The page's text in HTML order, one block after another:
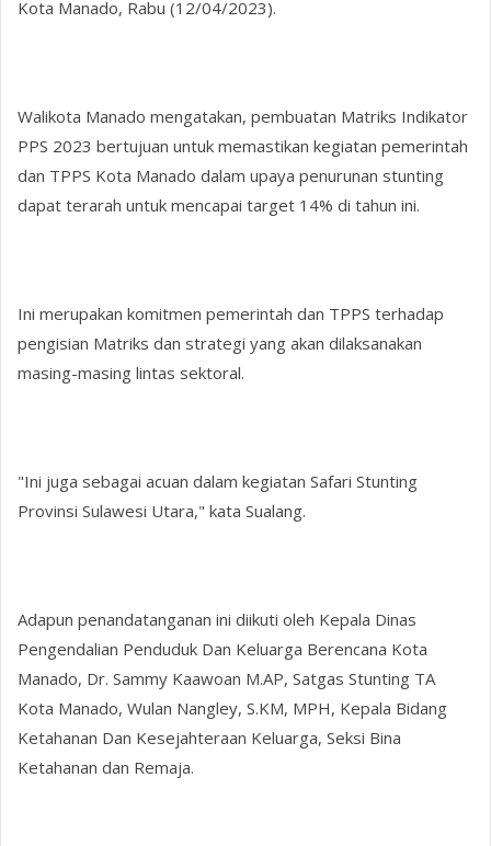
Kota Manado, Rabu (12/04/2023).
Walikota Manado mengatakan, pembuatan Matriks Indikator
PPS 2023 bertujuan untuk memastikan kegiatan pemerintah
dan TPPS Kota Manado dalam upaya penurunan stunting
dapat terarah untuk mencapai target 14% di tahun ini.
Ini merupakan komitmen pemerintah dan TPPS terhadap
pengisian Matriks dan strategi yang akan dilaksanakan
masing-masing lintas sektoral.
"Ini juga sebagai acuan dalam kegiatan Safari Stunting
Provinsi Sulawesi Utara," kata Sualang.
Adapun penandatanganan ini diikuti oleh Kepala Dinas
Pengendalian Penduduk Dan Keluarga Berencana Kota
Manado, Dr. Sammy Kaawoan M.AP, Satgas Stunting TA
Kota Manado, Wulan Nangley, S.KM, MPH, Kepala Bidang
Ketahanan Dan Kesejahteraan Keluarga, Seksi Bina
Ketahanan dan Remaja.